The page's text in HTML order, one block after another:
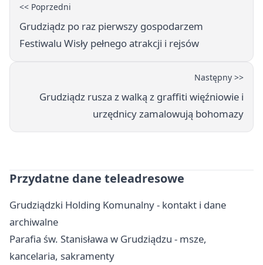
<< Poprzedni
Grudziądz po raz pierwszy gospodarzem
Festiwalu Wisły pełnego atrakcji i rejsów
Następny >>
Grudziądz rusza z walką z graffiti więźniowie i
urzędnicy zamalowują bohomazy
Przydatne dane teleadresowe
Grudziądzki Holding Komunalny - kontakt i dane
archiwalne
Parafia św. Stanisława w Grudziądzu - msze,
kancelaria, sakramenty